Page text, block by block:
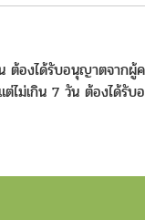
ต้องได้รับอนุญาตจากผู้
ไม่เกิน 7 วัน ต้องได้รั